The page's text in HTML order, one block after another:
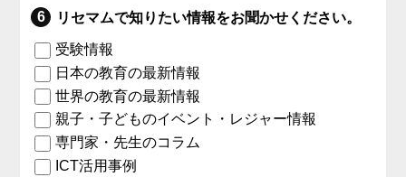
リセマムで知りたい情報をお聞かせください。
受験情報
日本の教育の最新情報
世界の教育の最新情報
親子・子どものイベント・レジャー情報
専門家・先生のコラム
ICT活用事例